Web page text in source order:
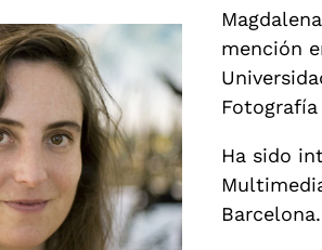
mención
Ha sido
Barcelona.